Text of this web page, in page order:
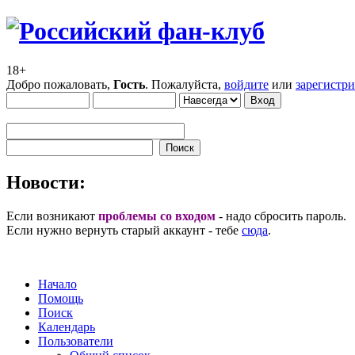
18+
Добро пожаловать, Гость. Пожалуйста, войдите или
Новости:
Если возникают проблемы со входом - надо сбросить пароль.
Если нужно вернуть старый аккаунт - тебе сюда.
Начало
Помощь
Поиск
Календарь
Пользователи